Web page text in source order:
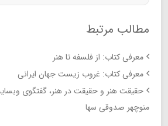
مطالب مرتبط
معرفی کتاب: از فلسفه تا هنر
معرفی کتاب: غروب زیست جهان ایرانی
حقیقت هنر و حقیقت در هنر، گفتگوی
منوچهر صدوقی سها